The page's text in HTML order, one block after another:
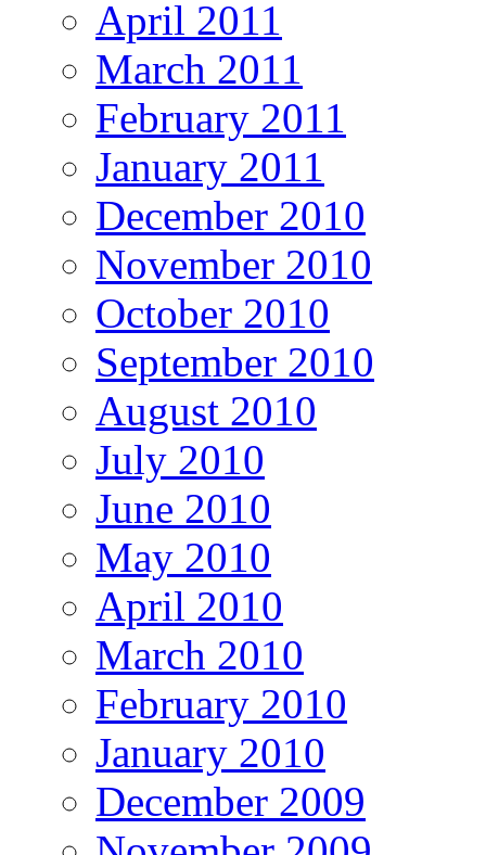
April 2011
March 2011
February 2011
January 2011
December 2010
November 2010
October 2010
September 2010
August 2010
July 2010
June 2010
May 2010
April 2010
March 2010
February 2010
January 2010
December 2009